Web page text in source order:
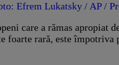
care a rămas apropiat
foarte rară, este